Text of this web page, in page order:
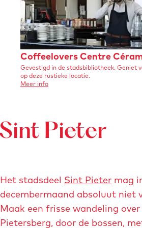
a
a
s
b
r
u
m
o
n
-
s
t
r
i
c
t
r
o
e
l
d
i
n
n
g
s
d
a
e
e
l
d
i
l
g
r
o
n
t
r
e
C
é
r
a
m
i
q
C
é
r
a
m
i
e
Coffeelovers Centre
Gevestigd in de stadsbibliotheek. Geniet
op deze rustieke locatie.
Meer infoo
o
f
f
v
r
s
C
e
C
o
f
e
l
e
r
s
Pieter
Het stadsdeel Sint Pieter mag
decembermaand absoluut niet
Maak een frisse wandeling
Pietersberg, door de bossen,